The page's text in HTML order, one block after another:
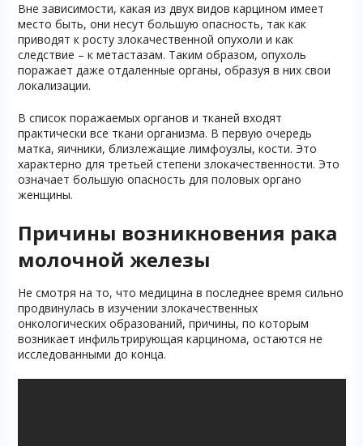
Вне зависимости, какая из двух видов карцином имеет
место быть, они несут большую опасность, так как
приводят к росту злокачественной опухоли и как
следствие – к метастазам. Таким образом, опухоль
поражает даже отдаленные органы, образуя в них свои
локализации.
В список поражаемых органов и тканей входят
практически все ткани организма. В первую очередь
матка, яичники, близлежащие лимфоузлы, кости. Это
характерно для третьей степени злокачественности. Это
означает большую опасность для половых органо
женщины.
Причины возникновения рака
молочной железы
Не смотря на то, что медицина в последнее время сильно
продвинулась в изучении злокачественных
онкологических образований, причины, по которым
возникает инфильтрирующая карцинома, остаются не
исследованными до конца.